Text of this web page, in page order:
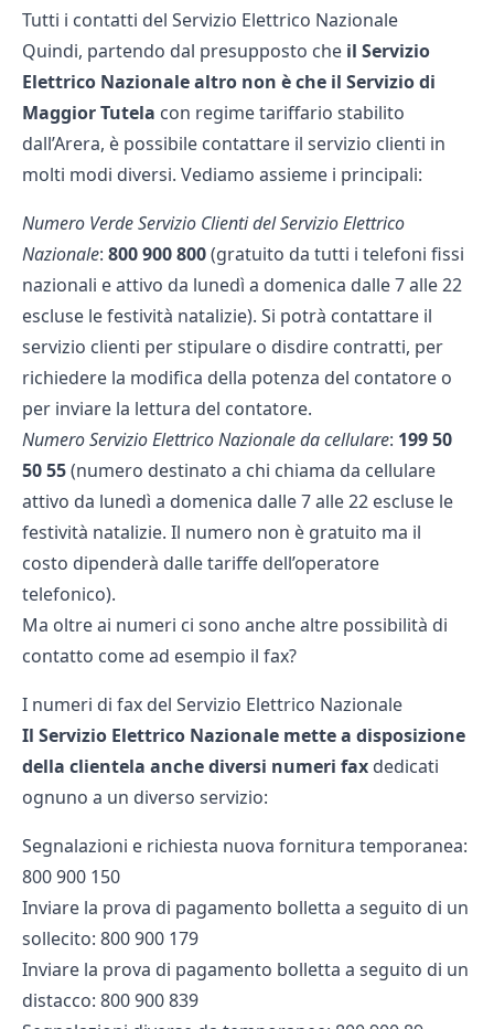
Tutti i contatti del Servizio Elettrico Nazionale
Quindi, partendo dal presupposto che il Servizio
Elettrico Nazionale altro non è che il Servizio di
Maggior Tutela con regime tariffario stabilito
dall’Arera, è possibile contattare il servizio clienti in
molti modi diversi. Vediamo assieme i principali:
Numero VerdeServizio Clienti del Servizio Elettrico
Nazionale: 800 900 800(gratuito da tutti i telefoni fissi
nazionali e attivo da lunedì a domenica dalle 7 alle 22
escluse le festività natalizie). Si potrà contattare il
servizio clienti per stipulare o disdire contratti, per
richiedere la modifica della potenza del contatore o
per inviare la lettura del contatore.
Numero Servizio Elettrico Nazionale da cellulare: 199 50
50 55(numero destinato a chi chiama da cellulare
attivo da lunedì a domenica dalle 7 alle 22 escluse le
festività natalizie. Il numero non è gratuito ma il
costo dipenderà dalle tariffe dell’operatore
telefonico).
Ma oltre ai numeri ci sono anche altre possibilità di
contatto come ad esempio il fax?
I numeri di fax del Servizio Elettrico Nazionale
Il Servizio Elettrico Nazionale mette a disposizione
della clientela anche diversi numeri fax dedicati
ognuno a un diverso servizio:
Segnalazioni e richiesta nuova fornitura temporanea:
800 900 150
Inviare la prova di pagamento bolletta a seguito di un
sollecito: 800 900 179
Inviare la prova di pagamento bolletta a seguito di un
distacco: 800 900 839